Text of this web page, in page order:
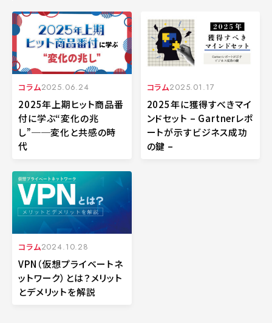
コラム2025.06.24
2025年上期ヒット商品番
付に学ぶ“変化の兆
し”──変化と共感の時
代
コラム2025.01.17
2025年に獲得すべきマイ
ンドセット – Gartnerレポ
ートが示すビジネス成功
の鍵 –
コラム2024.10.28
VPN（仮想プライベートネ
ットワーク）とは？メリット
とデメリットを解説